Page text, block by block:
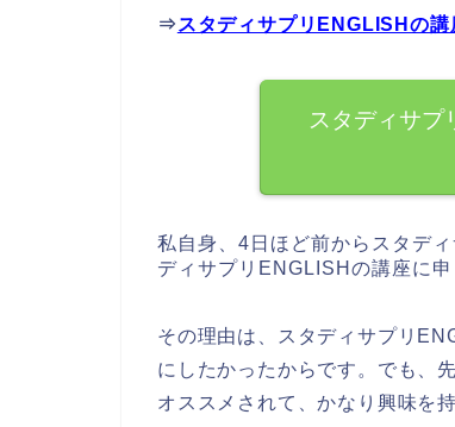
⇒ スタディサプリENGLISHの
スタディサプ
私自身、4日ほど前からスタデ
ディサプリENGLISHの講座に
その理由は、スタディサプリ
にしたかったからです。でも、
オススメされて、かなり興味を